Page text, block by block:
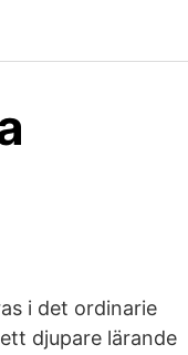
i det ordinarie
djupare lärande